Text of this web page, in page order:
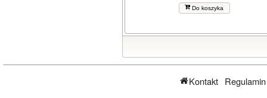
Do koszyka
Kontakt